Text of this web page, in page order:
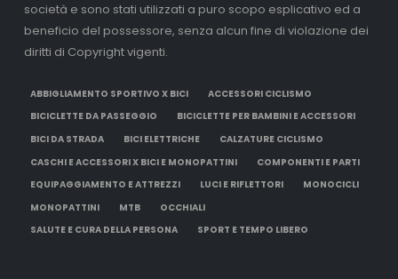
società e sono stati utilizzati a puro scopo esplicativo ed a
beneficio del possessore, senza alcun fine di violazione dei
diritti di Copyright vigenti.
ABBIGLIAMENTO SPORTIVO X BICI
ACCESSORI CICLISMO
BICICLETTE DA PASSEGGIO
BICICLETTE PER BAMBINI E ACCESSORI
BICI DA STRADA
BICI ELETTRICHE
CALZATURE CICLISMO
CASCHI E ACCESSORI X BICI E MONOPATTINI
COMPONENTI E PARTI
EQUIPAGGIAMENTO E ATTREZZI
LUCI E RIFLETTORI
MONOCICLI
MONOPATTINI
MTB
OCCHIALI
SALUTE E CURA DELLA PERSONA
SPORT E TEMPO LIBERO